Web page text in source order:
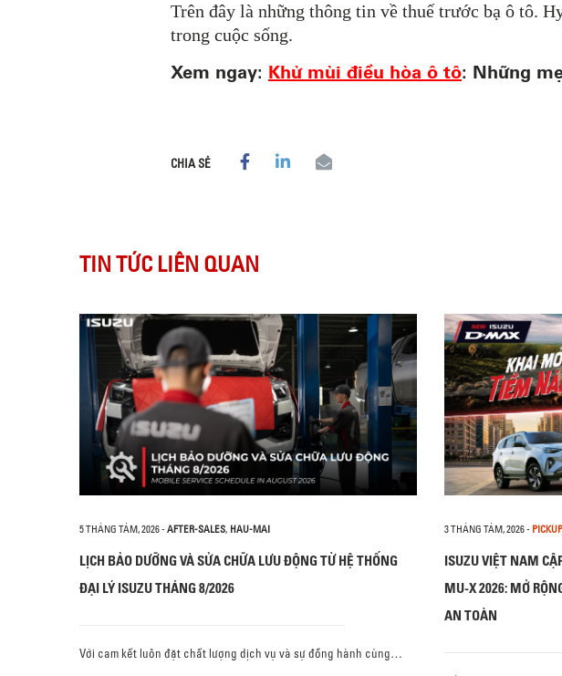
Trên đây là những thông tin về thuế trước bạ ô tô.
trong cuộc sống.
Xem ngay: Khử mùi điều hòa ô tô: Những
CHIA SẺ
TIN TỨC LIÊN QUAN
5 THÁNG TÁM, 2026- AFTER-SALES, HAU-MAI
LỊCH BẢO DƯỠNG VÀ SỬA CHỮA LƯU ĐỘNG TỪ HỆ THỐNG
ĐẠI LÝ ISUZU THÁNG 8/2026
Với cam kết luôn đặt chất lượng dịch vụ và sự đồng hành cùng…
3 THÁNG TÁM, 2026-
ISUZU VIỆT NAM
MU-X 2026: MỞ
AN TOÀN